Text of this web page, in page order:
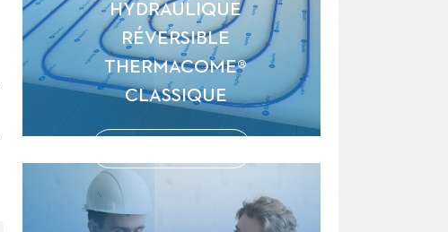
HYDRAULIQUE
RÉVERSIBLE
THERMACOME®
CLASSIQUE